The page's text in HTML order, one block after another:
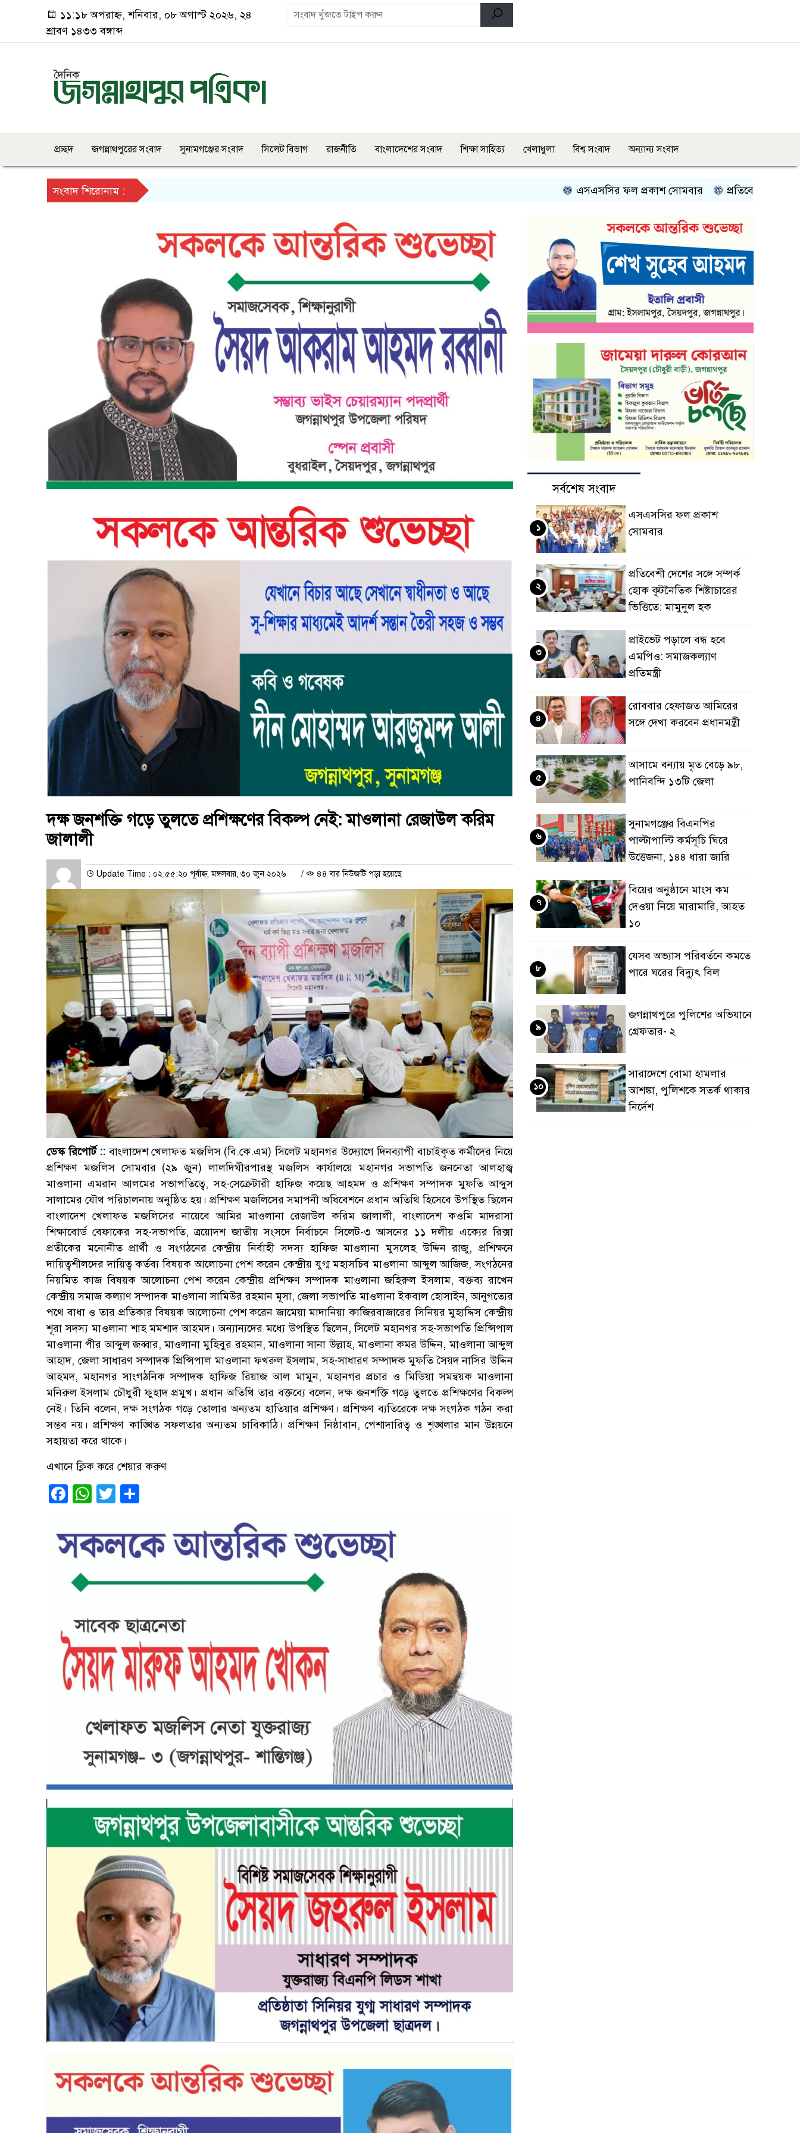
১১:১৮ অপরাহ্ন, শনিবার, ০৮ অগাস্ট ২০২৬, ২৪
শ্রাবণ ১৪৩৩ বঙ্গাব্দ
প্রচ্ছদ জগন্নাথপুরের সংবাদ সুনামগঞ্জের সংবাদ সিলেট বিভাগ রাজনীতি বাংলাদেশের সংবাদ শিক্ষা সাহিত্য খেলাধুলা বিশ্ব সংবাদ অন্যান্য সংবাদ
সংবাদ শিরোনাম : এসএসসির ফল প্রকাশ সোমবার প্রতিবেশী দেশের সঙ্গে সম্পর্ক
দক্ষ জনশক্তি গড়ে তুলতে প্রশিক্ষণের বিকল্প নেই: মাওলানা রেজাউল করিম
জালালী
Update Time : ০২:৫৫:২০ পূর্বাহ্ন, মঙ্গলবার, ৩০ জুন ২০২৬ / ৪৪ বার নিউজটি পড়া হয়েছে
ডেস্ক রিপোর্ট :: বাংলাদেশ খেলাফত মজলিস (বি.কে.এম) সিলেট মহানগর উদ্যোগে দিনব্যাপী বাচাইকৃত কর্মীদের নিয়ে
প্রশিক্ষণ মজলিস সোমবার (২৯ জুন) লালদিঘীরপারস্থ মজলিস কার্যালয়ে মহানগর সভাপতি জননেতা আলহাজ্ব
মাওলানা এমরান আলমের সভাপতিত্বে, সহ-সেক্রেটারী হাফিজ কয়েছ আহমদ ও প্রশিক্ষণ সম্পাদক মুফতি আব্দুস
সালামের যৌথ পরিচালনায় অনুষ্ঠিত হয়। প্রশিক্ষণ মজলিসের সমাপনী অধিবেশনে প্রধান অতিথি হিসেবে উপস্থিত ছিলেন
বাংলাদেশ খেলাফত মজলিসের নায়েবে আমির মাওলানা রেজাউল করিম জালালী, বাংলাদেশ কওমি মাদরাসা
শিক্ষাবোর্ড বেফাকের সহ-সভাপতি, ত্রয়োদশ জাতীয় সংসদে নির্বাচনে সিলেট-৩ আসনের ১১ দলীয় এক্যের রিক্সা
প্রতীকের মনোনীত প্রার্থী ও সংগঠনের কেন্দ্রীয় নির্বাহী সদস্য হাফিজ মাওলানা মুসলেহ উদ্দিন রাজু, প্রশিক্ষনে
দায়িত্বশীলদের দায়িত্ব কর্তব্য বিষয়ক আলোচনা পেশ করেন কেন্দ্রীয় যুগ্ম মহাসচিব মাওলানা আব্দুল আজিজ, সংগঠনের
নিয়মিত কাজ বিষয়ক আলোচনা পেশ করেন কেন্দ্রীয় প্রশিক্ষণ সম্পাদক মাওলানা জহিরুল ইসলাম, বক্তব্য রাখেন
কেন্দ্রীয় সমাজ কল্যাণ সম্পাদক মাওলানা সামিউর রহমান মূসা, জেলা সভাপতি মাওলানা ইকবাল হোসাইন, আনুগত্যের
পথে বাধা ও তার প্রতিকার বিষয়ক আলোচনা পেশ করেন জামেয়া মাদানিয়া কাজিরবাজারের সিনিয়র মুহাদ্দিস কেন্দ্রীয়
শূরা সদস্য মাওলানা শাহ মমশাদ আহমদ। অন্যান্যদের মধ্যে উপস্থিত ছিলেন, সিলেট মহানগর সহ-সভাপতি প্রিন্সিপাল
মাওলানা পীর আব্দুল জব্বার, মাওলানা মুহিবুর রহমান, মাওলানা সানা উল্লাহ, মাওলানা কমর উদ্দিন, মাওলানা আব্দুল
আহাদ, জেলা সাধারণ সম্পাদক প্রিন্সিপাল মাওলানা ফখরুল ইসলাম, সহ-সাধারণ সম্পাদক মুফতি সৈয়দ নাসির উদ্দিন
আহমদ, মহানগর সাংগঠনিক সম্পাদক হাফিজ রিয়াজ আল মামুন, মহানগর প্রচার ও মিডিয়া সমন্বয়ক মাওলানা
মনিরুল ইসলাম চৌধুরী ফুহাদ প্রমুখ। প্রধান অতিথি তার বক্তব্যে বলেন, দক্ষ জনশক্তি গড়ে তুলতে প্রশিক্ষণের বিকল্প
নেই। তিনি বলেন, দক্ষ সংগঠক গড়ে তোলার অন্যতম হাতিয়ার প্রশিক্ষণ। প্রশিক্ষণ ব্যতিরেকে দক্ষ সংগঠক গঠন করা
সম্ভব নয়। প্রশিক্ষণ কাঙ্খিত সফলতার অন্যতম চাবিকাঠি। প্রশিক্ষণ নিষ্ঠাবান, পেশাদারিত্ব ও শৃঙ্খলার মান উন্নয়নে
সহায়তা করে থাকে।
এখানে ক্লিক করে শেয়ার করুণ
Facebook
WhatsApp
Twitter
সর্বশেষ সংবাদ
এসএসসির ফল প্রকাশ
সোমবার
১
প্রতিবেশী দেশের সঙ্গে সম্পর্ক
হোক কূটনৈতিক শিষ্টাচারের
ভিত্তিতে: মামুনুল হক
২
প্রাইভেট পড়ালে বন্ধ হবে
এমপিও: সমাজকল্যাণ
প্রতিমন্ত্রী
৩
রোববার হেফাজত আমিরের
সঙ্গে দেখা করবেন প্রধানমন্ত্রী
৪
আসামে বন্যায় মৃত বেড়ে ৯৮,
পানিবন্দি ১৩টি জেলা
৫
সুনামগঞ্জের বিএনপির
পাল্টাপাল্টি কর্মসূচি ঘিরে
উত্তেজনা, ১৪৪ ধারা জারি
৬
বিয়ের অনুষ্ঠানে মাংস কম
দেওয়া নিয়ে মারামারি, আহত
১০
৭
যেসব অভ্যাস পরিবর্তনে কমতে
পারে ঘরের বিদ্যুৎ বিল
৮
জগন্নাথপুরে পুলিশের অভিযানে
গ্রেফতার- ২
৯
সারাদেশে বোমা হামলার
আশঙ্কা, পুলিশকে সতর্ক থাকার
নির্দেশ
১০